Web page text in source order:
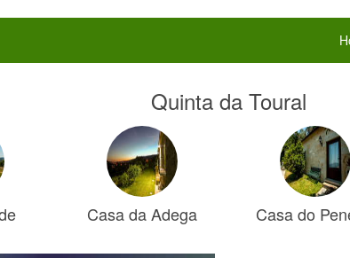
Quinta da Toural
Casa da Adega Casa do